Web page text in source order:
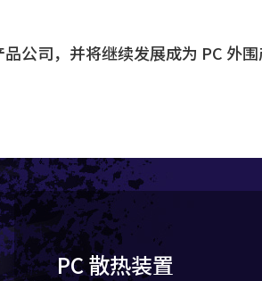
公司，并将继续发展成为 PC 外
PC 散热装置